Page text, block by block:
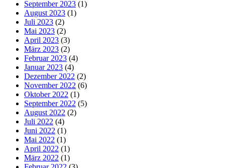
September 2023 (1)
August 2023 (1)
Juli 2023 (2)
Mai 2023 (2)
April 2023 (3)
März 2023 (2)
Februar 2023 (4)
Januar 2023 (4)
Dezember 2022 (2)
November 2022 (6)
Oktober 2022 (1)
September 2022 (5)
August 2022 (2)
Juli 2022 (4)
Juni 2022 (1)
Mai 2022 (1)
April 2022 (1)
März 2022 (1)